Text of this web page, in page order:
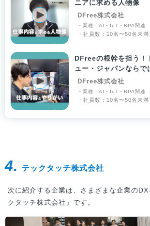
ニアに求める人物像
DFree株式会社
・業種：AI・IoT・RPA関連
・社員数：10名〜50名未満
DFreeの根幹を担う！
ュー・ジャパンならで
は？
DFree株式会社
・業種：AI・IoT・RPA関連
・社員数：10名〜50名未満
4. テックタッチ株式会社
次に紹介する企業は、さまざまな企業の
クタッチ株式会社」です。